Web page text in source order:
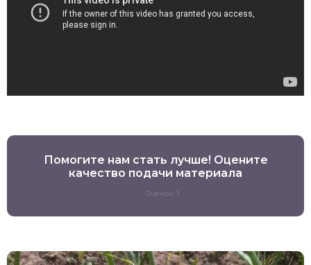
Помогите нам стать лучше! Оцените
качество подачи материала
Оценок: 1